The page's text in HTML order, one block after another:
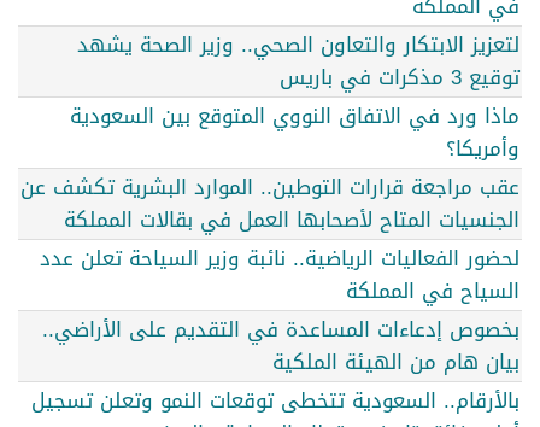
لتعزيز الابتكار والتعاون الصحي.. وزير الصحة يشهد
توقيع 3 مذكرات في باريس
ماذا ورد في الاتفاق النووي المتوقع بين السعودية
وأمريكا؟
عقب مراجعة قرارات التوطين.. الموارد البشرية تكشف عن
الجنسيات المتاح لأصحابها العمل في بقالات المملكة
لحضور الفعاليات الرياضية.. نائبة وزير السياحة تعلن عدد
السياح في المملكة
بخصوص إدعاءات المساعدة في التقديم على الأراضي..
بيان هام من الهيئة الملكية
بالأرقام.. السعودية تتخطى توقعات النمو وتعلن تسجيل